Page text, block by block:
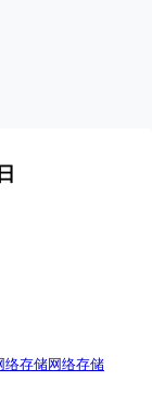
络存储网络存储